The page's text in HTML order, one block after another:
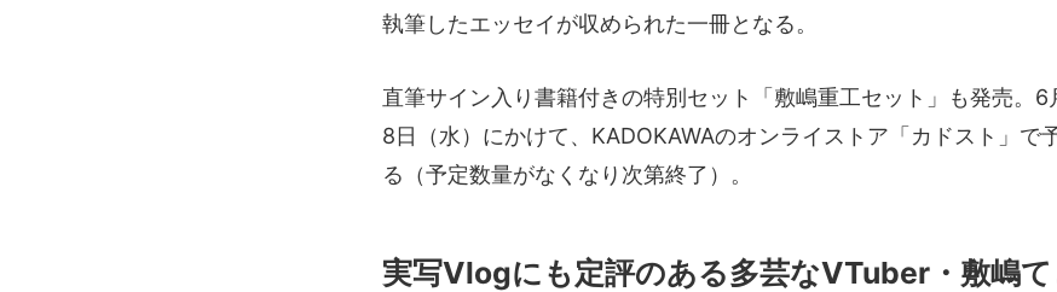
執筆したエッセイが収められた一冊となる。
直筆サイン入り書籍付きの特別セット「敷嶋重工セット」も発売。6
8日（水）にかけて、KADOKAWAのオンライストア「カドスト」で
る（予定数量がなくなり次第終了）。
実写Vlogにも定評のある多芸なVTuber・敷嶋て